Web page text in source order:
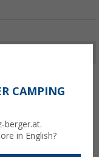
Du 4G- und 5G-
LTE-Router bis
im Wohnmobil,
Router
CAMPING
berger.at.
in English?